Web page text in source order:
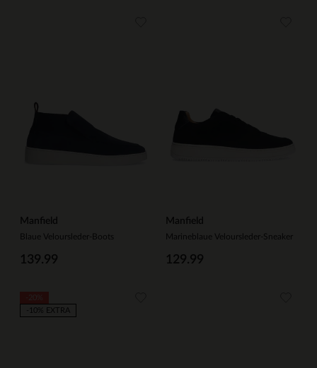
Manfield
Blaue Veloursleder-Boots
139.99
Manfield
Marineblaue Veloursleder-Sneaker
129.99
-10% EXTRA